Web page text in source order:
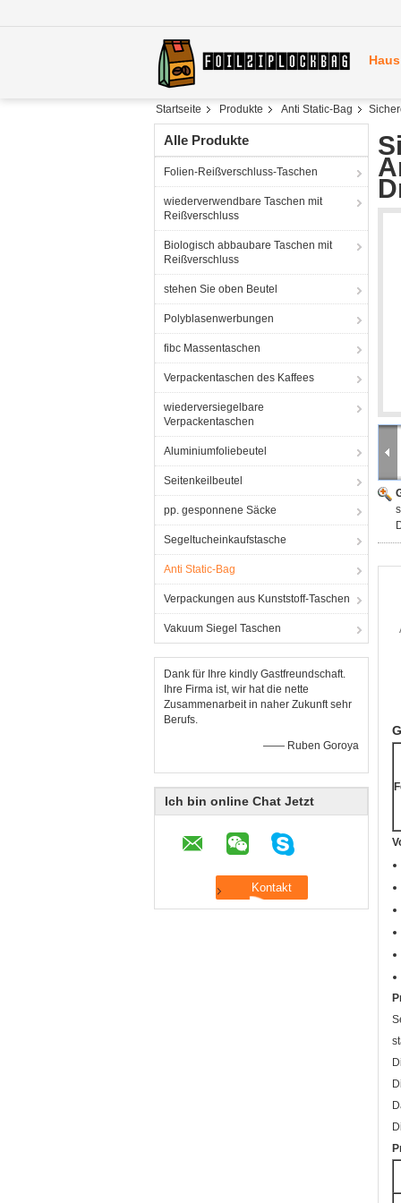
Haus
Startseite Produkte Anti Static-Bag
Alle Produkte
Folien-Reißverschluss-Taschen
wiederverwendbare Taschen mit
Reißverschluss
Biologisch abbaubare Taschen mit
Reißverschluss
stehen Sie oben Beutel
Polyblasenwerbungen
fibc Massentaschen
Verpackentaschen des Kaffees
wiederversiegelbare
Verpackentaschen
Aluminiumfoliebeutel
Seitenkeilbeutel
pp. gesponnene Säcke
Segeltucheinkaufstasche
Anti Static-Bag
Verpackungen aus Kunststoff-Taschen
Vakuum Siegel Taschen
Dank für Ihre kindly Gastfreundschaft.
Ihre Firma ist, wir hat die nette
Zusammenarbeit in naher Zukunft sehr
Berufs.
—— Ruben Goroya
Ich bin online Chat Jetzt